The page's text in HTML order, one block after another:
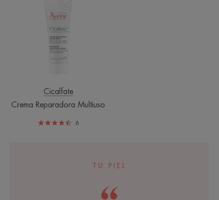
Multiuso
Cicalfate
Crema Reparadora Multiuso
6
TU PIEL